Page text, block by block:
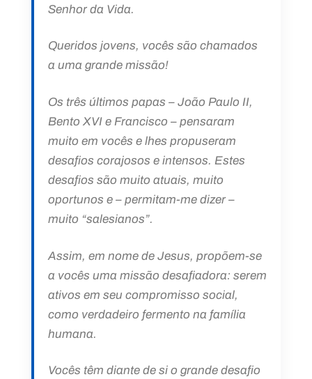
Senhor da Vida.
Queridos jovens, vocês são chamados
a uma grande missão!
Os três últimos papas – João Paulo II,
Bento XVI e Francisco – pensaram
muito em vocês e lhes propuseram
desafios corajosos e intensos. Estes
desafios são muito atuais, muito
oportunos e – permitam-me dizer –
muito “salesianos”.
Assim, em nome de Jesus, propõem-se
a vocês uma missão desafiadora: serem
ativos em seu compromisso social,
como verdadeiro fermento na família
humana.
Vocês têm diante de si o grande desafio